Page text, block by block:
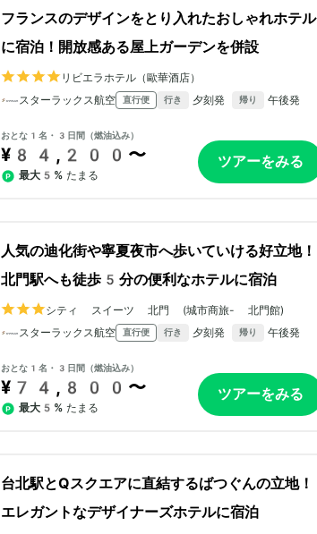
フランスのデザインをとり入れたおしゃれホテル
に宿泊！開放感ある屋上ガーデンを併設
リビエラホテル（歐華酒店）
スターラックス航空
直行便 行き 夕刻発 帰り 午後発
おとな1名・3日間（燃油込み）
¥84,200〜
最大5% たまる
ツアーをみる
人気の迪化街や寧夏夜市へ歩いていける好立地！
北門駅へも徒歩5分の便利なホテルに宿泊
シティ スイーツ 北門 (城市商旅- 北門館)
スターラックス航空
直行便 行き 夕刻発 帰り 午後発
おとな1名・3日間（燃油込み）
¥74,800〜
最大5% たまる
ツアーをみる
台北駅とQスクエアに直結するばつぐんの立地！
エレガントなデザイナーズホテルに宿泊